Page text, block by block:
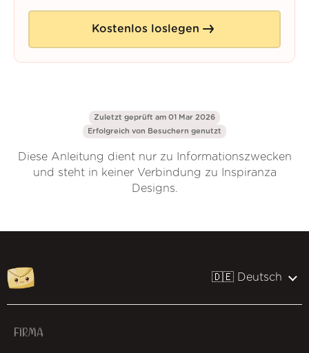
Kostenlos loslegen
Zuletzt geprüft am 01 Mar 2026
Erfolgreich von Besuchern genutzt
Diese Anleitung dient nur zu Informationszwecken
und steht in keiner Verbindung zu Inspiranza
Designs.
🇩🇪 Deutsch
FIRMA